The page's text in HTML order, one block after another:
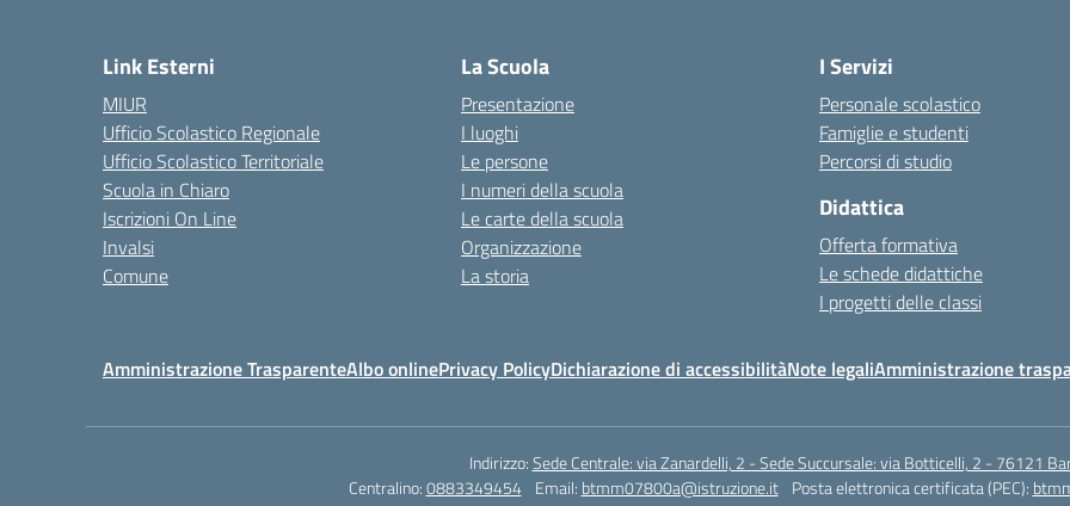
Link Esterni
MIUR
Ufficio Scolastico Regionale
Ufficio Scolastico Territoriale
Scuola in Chiaro
Iscrizioni On Line
Invalsi
Comune
La Scuola
Presentazione
I luoghi
Le persone
I numeri della scuola
Le carte della scuola
Organizzazione
La storia
I Servizi
Personale scolastico
Famiglie e studenti
Percorsi di studio
Didattica
Offerta formativa
Le schede didattiche
I progetti delle classi
Amministrazione TrasparenteAlbo onlinePrivacy PolicyDichiarazione di accessibilitàNote legaliAmministrazione
Indirizzo:Sede Centrale: via Zanardelli, 2 - Sede Succursale: via Botticelli, 2 - 76121
Centralino:0883349454 Email: btmm07800a@istruzione.it Posta elettronica certificata (PEC):